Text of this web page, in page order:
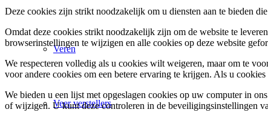
Veren
Veer verstellers
Deze cookies zijn strikt noodzakelijk om u diensten aan te bieden
Omdat deze cookies strikt noodzakelijk zijn om de website te
browserinstellingen te wijzigen en alle cookies op deze website
We respecteren volledig als u cookies wilt weigeren, maar om te
voor andere cookies om een betere ervaring te krijgen. Als u
We bieden u een lijst met opgeslagen cookies op uw computer in
of wijzigen. U kunt deze controleren in de beveiligingsinstellingen